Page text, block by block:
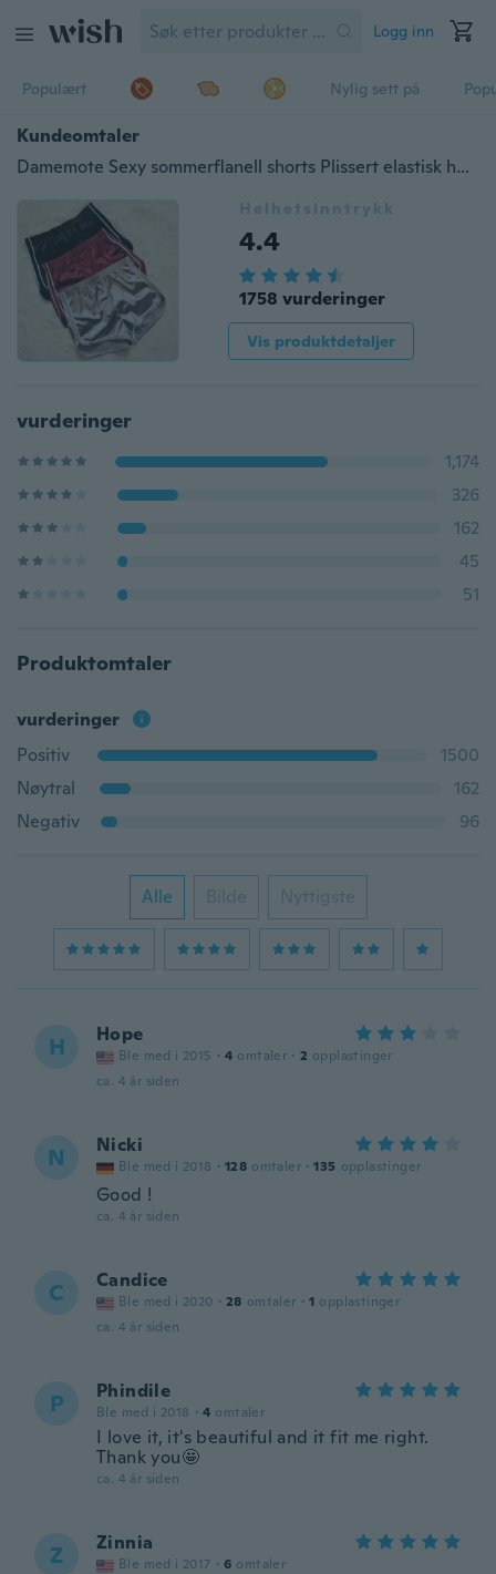
Logg inn
Populært Nylig sett på
Kundeomtaler
Damemote Sexy sommerflanell shorts Plissert elastisk høy midje shorts Sportsbukser
Helhetsinntrykk
4.4
1758 vurderinger
Vis produktdetaljer
vurderinger
1,174
326
162
45
51
Produktomtaler
vurderinger
Positiv
1500
Nøytral
162
Negativ
96
Alle Bilde Nyttigste
H Hope
Ble med i 2015 · 4 omtaler · 2 opplastinger
ca. 4 år siden
N Nicki
Ble med i 2018 · 128 omtaler · 135 opplastinger
Good !
ca. 4 år siden
C Candice
Ble med i 2020 · 28 omtaler · 1 opplastinger
ca. 4 år siden
P Phindile
Ble med i 2018 · 4 omtaler
I love it, it's beautiful and it fit me right.
Thank you🤩
ca. 4 år siden
Z Zinnia
Ble med i 2017 · 6 omtaler